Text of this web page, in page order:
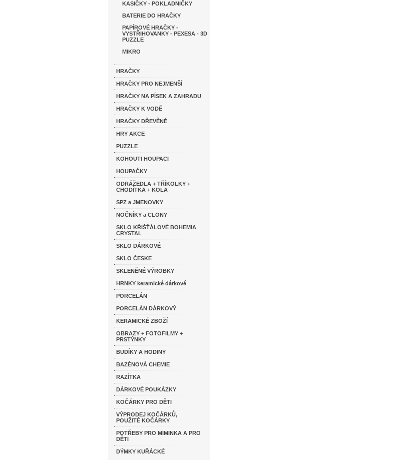
KASIČKY - POKLADNIČKY
BATERIE DO HRAČKY
PAPÍROVÉ HRAČKY -
VYSTŘIHOVANKY - PEXESA - 3D
PUZZLE
MIKRO
HRAČKY
HRAČKY PRO NEJMENŠÍ
HRAČKY NA PÍSEK A ZAHRADU
HRAČKY K VODĚ
HRAČKY DŘEVĚNÉ
HRY AKCE
PUZZLE
KOHOUTI HOUPACI
HOUPAČKY
ODRÁŽEDLA + TŘÍKOLKY +
CHODÍTKA + KOLA
SPZ a JMENOVKY
NOČNÍKY a CLONY
SKLO KŘIŠŤÁLOVÉ BOHEMIA
CRYSTAL
SKLO DÁRKOVÉ
SKLO ČESKE
SKLENĚNÉ VÝROBKY
HRNKY keramické dárkové
PORCELÁN
PORCELÁN DÁRKOVÝ
KERAMICKÉ ZBOŽÍ
OBRAZY + FOTOFILMY +
PRSTÝNKY
BUDÍKY A HODINY
BAZÉNOVÁ CHEMIE
RAZÍTKA
DÁRKOVÉ POUKÁZKY
KOČÁRKY PRO DĚTI
VÝPRODEJ KOČÁRKŮ,
POUŽITÉ KOČÁRKY
POTŘEBY PRO MIMINKA A PRO
DĚTI
DÝMKY KUŘÁCKÉ